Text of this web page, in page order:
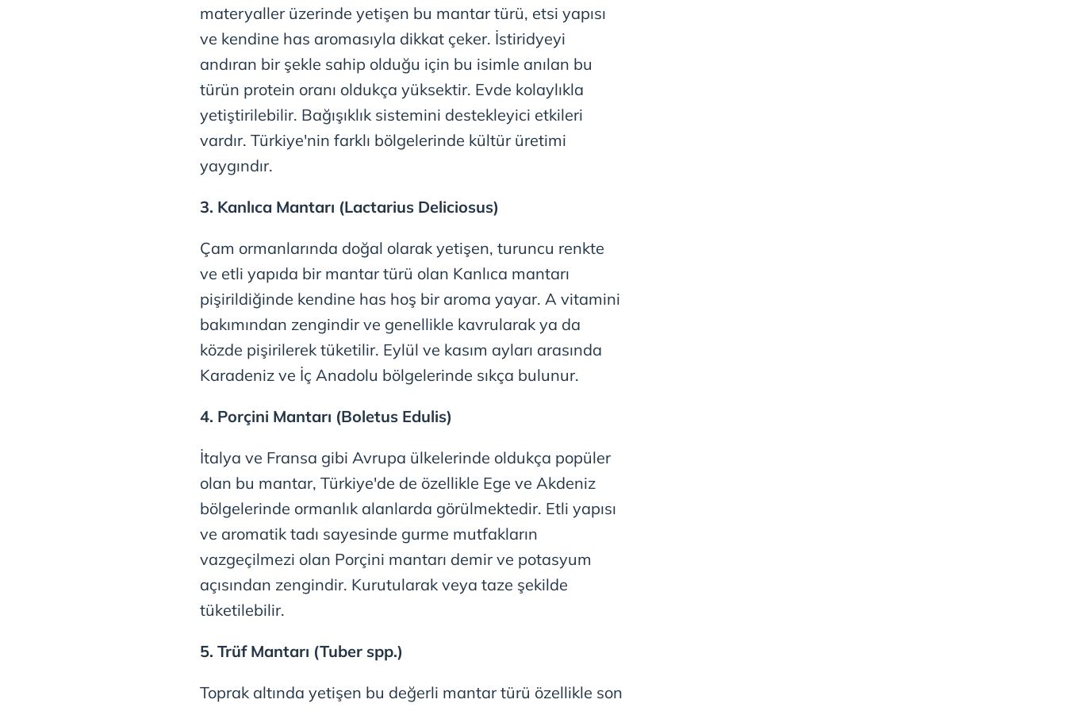
mevzuata uygun olarak kullanılan çerezlerle ilgili bilgi almak için lütfentıklayınız
materyaller üzerinde yetişen bu mantar türü, etsi yapısı
ve kendine has aromasıyla dikkat çeker. İstiridyeyi
andıran bir şekle sahip olduğu için bu isimle anılan bu
türün protein oranı oldukça yüksektir. Evde kolaylıkla
yetiştirilebilir. Bağışıklık sistemini destekleyici etkileri
vardır. Türkiye'nin farklı bölgelerinde kültür üretimi
yaygındır.
3. Kanlıca Mantarı (Lactarius Deliciosus)
Çam ormanlarında doğal olarak yetişen, turuncu renkte
ve etli yapıda bir mantar türü olan Kanlıca mantarı
pişirildiğinde kendine has hoş bir aroma yayar. A vitamini
bakımından zengindir ve genellikle kavrularak ya da
közde pişirilerek tüketilir. Eylül ve kasım ayları arasında
Karadeniz ve İç Anadolu bölgelerinde sıkça bulunur.
4. Porçini Mantarı (Boletus Edulis)
İtalya ve Fransa gibi Avrupa ülkelerinde oldukça popüler
olan bu mantar, Türkiye'de de özellikle Ege ve Akdeniz
bölgelerinde ormanlık alanlarda görülmektedir. Etli yapısı
ve aromatik tadı sayesinde gurme mutfakların
vazgeçilmezi olan Porçini mantarı demir ve potasyum
açısından zengindir. Kurutularak veya taze şekilde
tüketilebilir.
5. Trüf Mantarı (Tuber spp.)
Toprak altında yetişen bu değerli mantar türü özellikle son